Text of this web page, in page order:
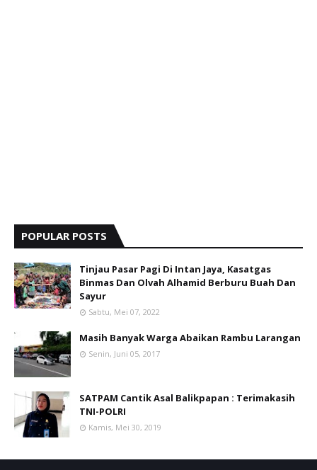
POPULAR POSTS
Tinjau Pasar Pagi Di Intan Jaya, Kasatgas
Binmas Dan Olvah Alhamid Berburu Buah Dan
Sayur
Sabtu, Mei 07, 2022
Masih Banyak Warga Abaikan Rambu Larangan
Senin, Juni 05, 2017
SATPAM Cantik Asal Balikpapan : Terimakasih
TNI-POLRI
Kamis, Mei 30, 2019